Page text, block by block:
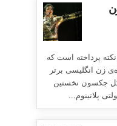
پرداخته است که
زن انگلیسی برتر
جکسون نخستین